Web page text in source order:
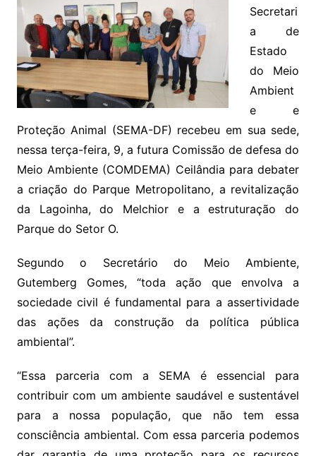
Secretari
a de
Estado
do Meio
Ambient
e e
Proteção Animal (SEMA-DF) recebeu em sua sede,
nessa terça-feira, 9, a futura Comissão de defesa do
Meio Ambiente (COMDEMA) Ceilândia para debater
a criação do Parque Metropolitano, a revitalização
da Lagoinha, do Melchior e a estruturação do
Parque do Setor O.
Segundo o Secretário do Meio Ambiente,
Gutemberg Gomes, “toda ação que envolva a
sociedade civil é fundamental para a assertividade
das ações da construção da política pública
ambiental”.
“Essa parceria com a SEMA é essencial para
contribuir com um ambiente saudável e sustentável
para a nossa população, que não tem essa
consciência ambiental. Com essa parceria podemos